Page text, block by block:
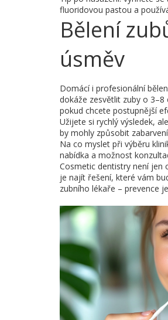
fluoridovou pastou a
Bělení
úsměv
Domácí i profesionální
dokáže zesvětlit zuby o
pokud chcete postupnější
Užijete si rychlý výsledek,
by mohly způsobit
Na co myslet při výběru
nabídka a možnost
Cosmetic dentistry není jen
je najít řešení, které vám
zubního lékaře – prevence